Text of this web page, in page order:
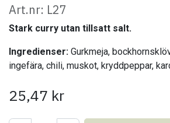
Art.nr: L27
Stark curry utan tillsatt salt.
Ingredienser: Gurkmeja,
ingefära, chili, muskot, kryddpeppar,
25,47 kr